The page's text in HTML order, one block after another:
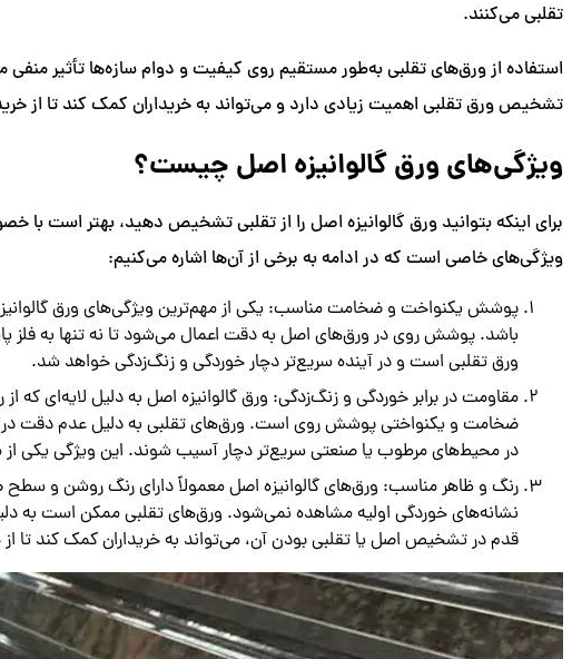
تقلبی می‌کنند.
استفاده از ورق‌های تقلبی به‌طور مستقیم روی کیفیت و دوام سازه‌ها تأثیر
تشخیص ورق تقلبی اهمیت زیادی دارد و می‌تواند به خریداران کمک کند تا از
ویژگی‌های ورق گالوانیزه اصل چیست؟
برای اینکه بتوانید ورق گالوانیزه اصل را از تقلبی تشخیص دهید، بهتر است
ویژگی‌های خاصی است که در ادامه به برخی از آن‌ها اشاره می‌کنیم:
پوشش یکنواخت و ضخامت مناسب: یکی از مهم‌ترین ویژگی‌های ورق
باشد. پوشش روی در ورق‌های اصل به دقت اعمال می‌شود تا نه تنها به فلز
ورق تقلبی است و در آینده سریع‌تر دچار خوردگی و زنگ‌زدگی خواهد شد.
مقاومت در برابر خوردگی و زنگ‌زدگی: ورق گالوانیزه اصل به دلیل لایه‌ای
ضخامت و یکنواختی پوشش روی است. ورق‌های تقلبی به دلیل عدم دقت در
در محیط‌های مرطوب یا صنعتی سریع‌تر دچار آسیب شوند. این ویژگی یکی
رنگ و ظاهر مناسب: ورق‌های گالوانیزه اصل معمولاً دارای رنگ روشن و
نشانه‌های خوردگی اولیه مشاهده نمی‌شود. ورق‌های تقلبی ممکن است به
قدم در تشخیص اصل یا تقلبی بودن آن، می‌تواند به خریداران کمک کند تا